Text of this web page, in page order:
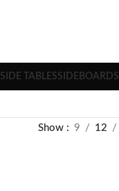
SIDE TABLESSIDEBOARDS
Show 9 12